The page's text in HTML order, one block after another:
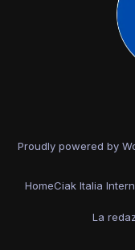
Proudly powered by
HomeCiak Italia
La